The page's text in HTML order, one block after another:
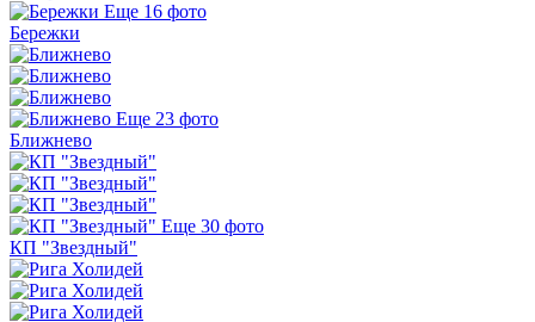
Еще 16 фото
Бережки
Еще 23 фото
Ближнево
Еще 30 фото
КП "Звездный"